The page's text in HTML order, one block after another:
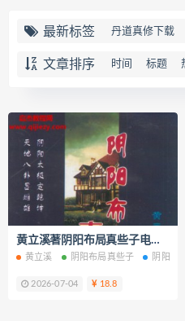
最新标签 丹道真修下载
丹道真修养生术
赵氏寻因断根速
宫廷御医槌疗术
宫廷御医槌疗术
赵书曦宫廷御医
脐针通关导引术
脐针通关导引术
文章排序 时间 标题
黄立溪著阴阳布局真些子电子书pdf百度网盘下载学习
黄立溪 阴阳布局真些子 阴阳布
2026-07-04 18.8